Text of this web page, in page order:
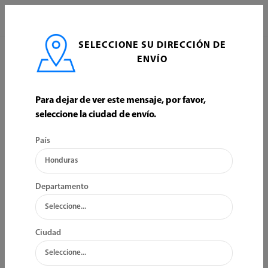
EQUIPO ELECTRICO
ORDENAR POR:
SELECCIONE SU DIRECCIÓN DE
ENVÍO
Para dejar de ver este mensaje, por favor,
seleccione la ciudad de envío.
País
Departamento
Ciudad